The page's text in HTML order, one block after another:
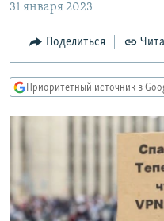
навигации
Вернутся
КУЛЬТУРА
IDEL.РЕАЛИИ
КАВКАЗ.РЕАЛИИ
СИБИРЬ.РЕАЛИИ
РАСПИСАНИЕ ВЕЩАНИЯ
ПОДПИШИТЕСЬ НА
31 января 2023
Поделиться
Приоритетный источник в